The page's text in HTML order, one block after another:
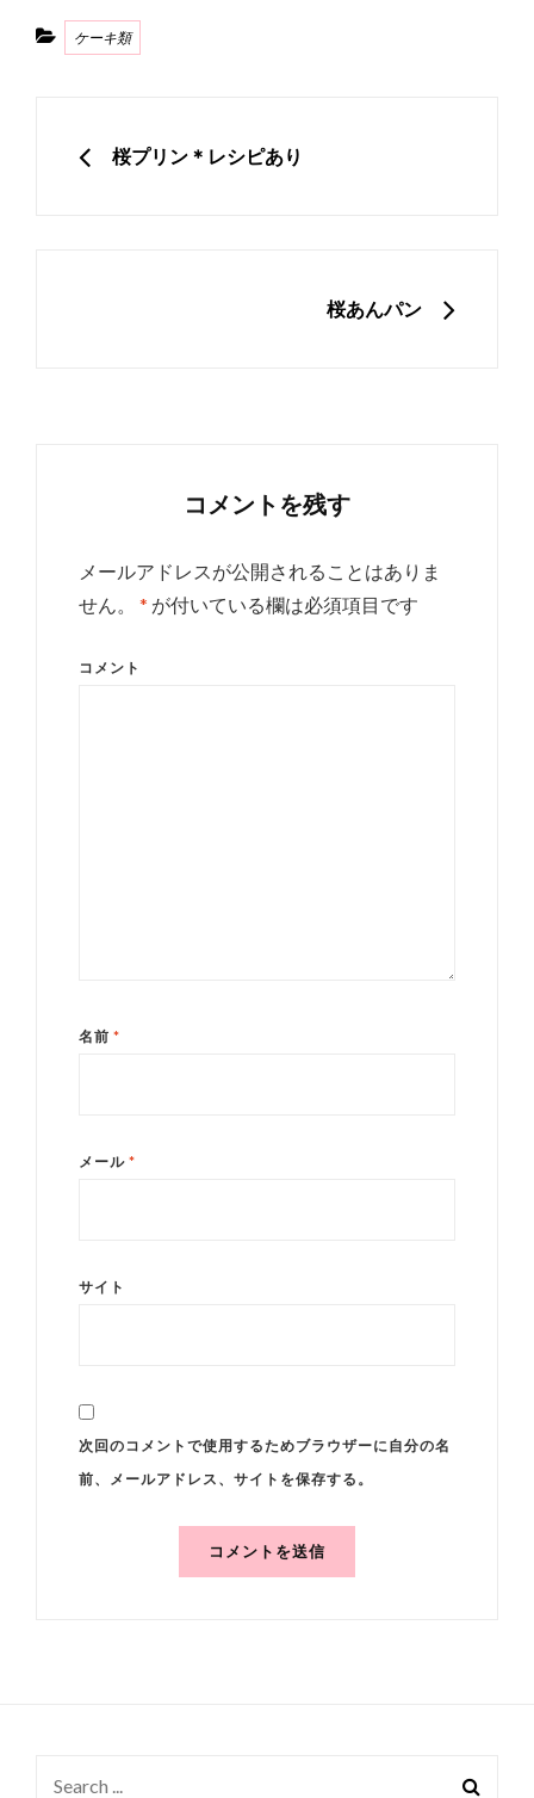
Categories
ケーキ類
PREVIOUS
桜プリン＊レシピあり
桜あんパン
コメントを残す
メールアドレスが公開されることはありま
せん。
* が付いている欄は必須項目です
コメント
名前 *
メール *
サイト
次回のコメントで使用するためブラウザーに自分の名
前、メールアドレス、サイトを保存する。